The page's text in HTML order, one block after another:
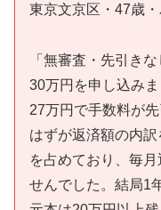
東京文京区・47歳
「無審査・先引き
30万円を申し込み
27万円で手数料が
はずが返済額の内
を占めており、毎
せんでした。結局1